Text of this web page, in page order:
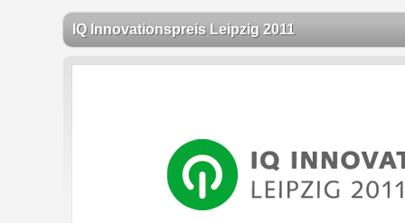
IQ Innovationspreis Leipzig 2011